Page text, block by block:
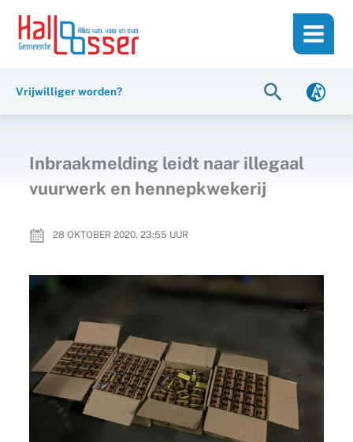
inhoud
naar
Vrijwilliger worden? Zoeken
Inbraakmelding leidt naar illegaal
vuurwerk en hennepkwekerij
28 OKTOBER 2020, 23:55 UUR